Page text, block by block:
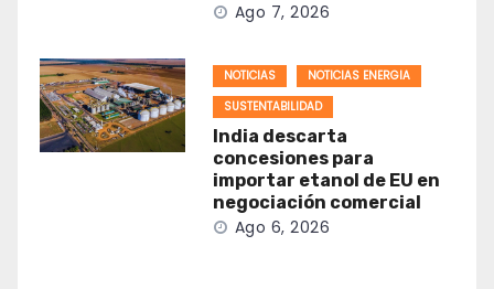
Ago 7, 2026
NOTICIAS
NOTICIAS ENERGIA
SUSTENTABILIDAD
India descarta
concesiones para
importar etanol de EU en
negociación comercial
Ago 6, 2026